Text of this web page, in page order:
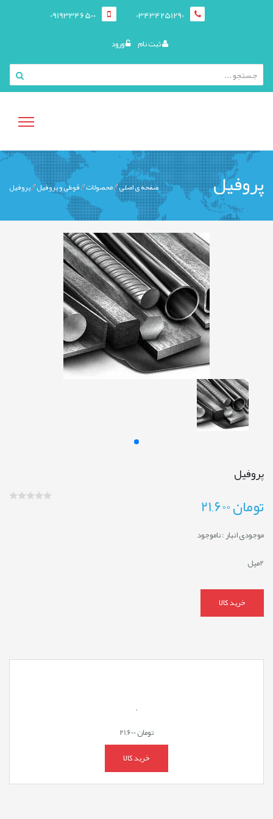
03434251290
09193346500
ثبت نام ورود
منوی
کاربری
پروفیل صفحه ی اصلی محصولات قوطی و پروفيل پروفیل
پروفیل
تومان
موجودی انبار :ناموجود
2میل
خرید کالا
.
تومان
خرید کالا